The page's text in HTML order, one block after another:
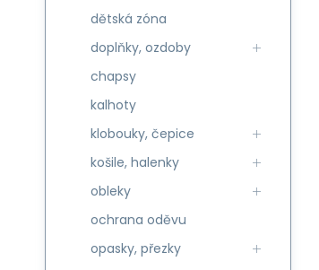
dětská zóna
doplňky, ozdoby
chapsy
kalhoty
klobouky, čepice
košile, halenky
obleky
ochrana oděvu
opasky, přezky